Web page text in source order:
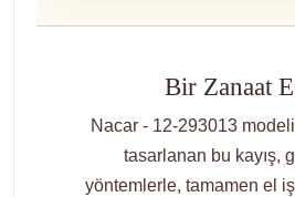
Bir Zanaat
Nacar - 12-293013
tasarlanan bu kayış,
yöntemlerle, tamamen el